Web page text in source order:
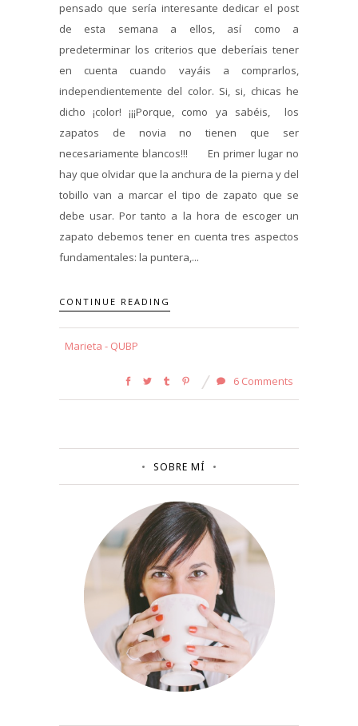
pensado que sería interesante dedicar el post
de esta semana a ellos, así como a
predeterminar los criterios que deberíais tener
en cuenta cuando vayáis a comprarlos,
independientemente del color. Si, si, chicas he
dicho ¡color! ¡¡¡Porque, como ya sabéis, los
zapatos de novia no tienen que ser
necesariamente blancos!!! En primer lugar no
hay que olvidar que la anchura de la pierna y del
tobillo van a marcar el tipo de zapato que se
debe usar. Por tanto a la hora de escoger un
zapato debemos tener en cuenta tres aspectos
fundamentales: la puntera,...
CONTINUE READING
Marieta - QUBP
6 Comments
SOBRE MÍ